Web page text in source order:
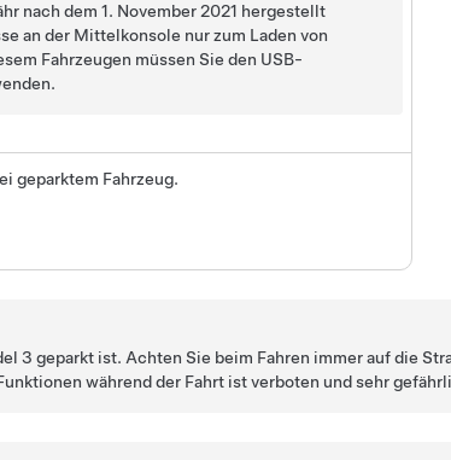
nach dem 1. November 2021 hergestellt
an der Mittelkonsole nur zum Laden von
Fahrzeugen müssen Sie den USB-
geparktem Fahrzeug.
3 geparkt ist. Achten Sie beim Fahren immer auf die
während der Fahrt ist verboten und sehr